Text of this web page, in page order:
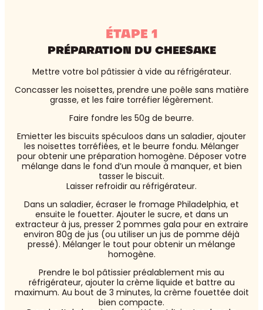
ÉTAPE 1
PRÉPARATION DU CHEESAKE
Mettre votre bol pâtissier à vide au réfrigérateur.
Concasser les noisettes, prendre une poêle sans matière
grasse, et les faire torréfier légèrement.
Faire fondre les 50g de beurre.
Emietter les biscuits spéculoos dans un saladier, ajouter
les noisettes torréfiées, et le beurre fondu. Mélanger
pour obtenir une préparation homogène. Déposer votre
mélange dans le fond d’un moule à manquer, et bien
tasser le biscuit.
Laisser refroidir au réfrigérateur.
Dans un saladier, écraser le fromage Philadelphia, et
ensuite le fouetter. Ajouter le sucre, et dans un
extracteur à jus, presser 2 pommes gala pour en extraire
environ 80g de jus (ou utiliser un jus de pomme déjà
pressé). Mélanger le tout pour obtenir un mélange
homogène.
Prendre le bol pâtissier préalablement mis au
réfrigérateur, ajouter la crème liquide et battre au
maximum. Au bout de 3 minutes, la crème fouettée doit
bien compacte.